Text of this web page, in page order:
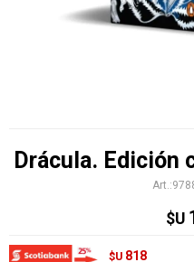
Drácula. Edición
$U
$U 818